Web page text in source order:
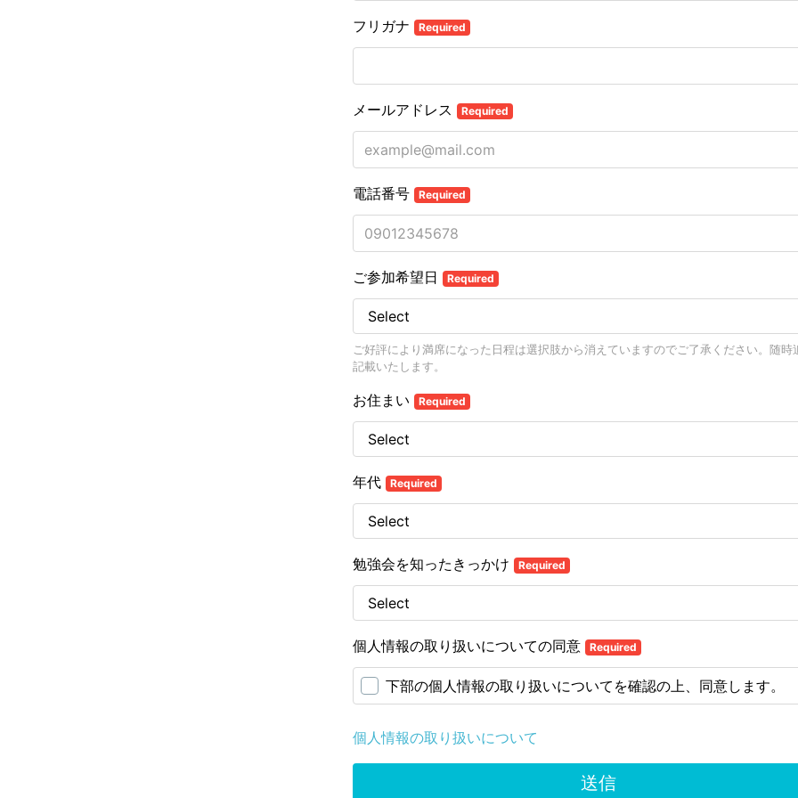
フリガナ Required
メールアドレス Required
電話番号 Required
ご参加希望日 Required
ご好評により満席になった日程は選択肢から消えていますのでご了承ください。随時
記載いたします。
お住まい Required
年代 Required
勉強会を知ったきっかけ Required
個人情報の取り扱いについての同意 Required
下部の個人情報の取り扱いについてを確認の上、同意します。
個人情報の取り扱いについて
送信